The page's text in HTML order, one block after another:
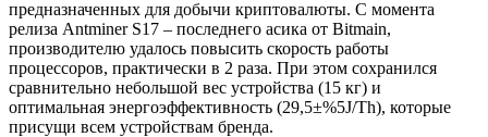
предназначенных для добычи криптовалюты. С момента
релиза Antminer S17 – последнего асика от Bitmain,
производителю удалось повысить скорость работы
процессоров, практически в 2 раза. При этом сохранился
сравнительно небольшой вес устройства (15 кг) и
оптимальная энергоэффективность (29,5±%5J/Th), которые
присущи всем устройствам бренда.